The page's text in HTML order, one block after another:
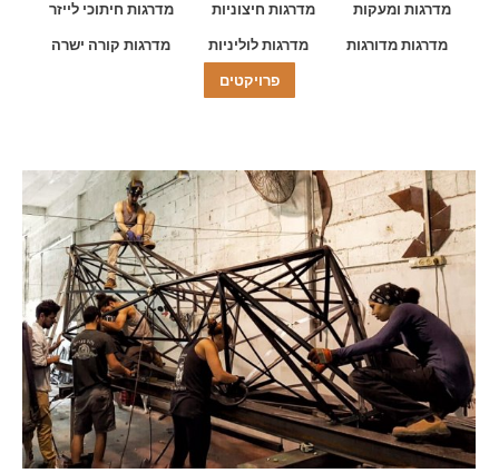
מדרגות ומעקות מדרגות חיצוניות מדרגות חיתוכי לייזר
מדרגות מדורגות מדרגות לוליניות מדרגות קורה ישרה
פרויקטים